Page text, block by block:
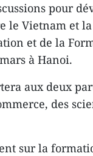
pour
le Vietnam et
et de la
à Hanoi.
​aux deux
des
sur la